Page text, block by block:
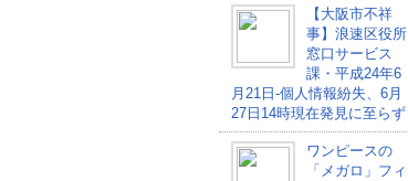
【大阪市不祥
事】浪速区役所
窓口サービス
課・平成24年6
月21日-個人情報紛失、6月
27日14時現在発見に至らず
ワンピースの
「メガロ」フィ